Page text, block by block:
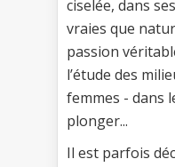
ciselée, dans
vraies que
passion
l’étude des
femmes - dans
plonger...
Il est parfois